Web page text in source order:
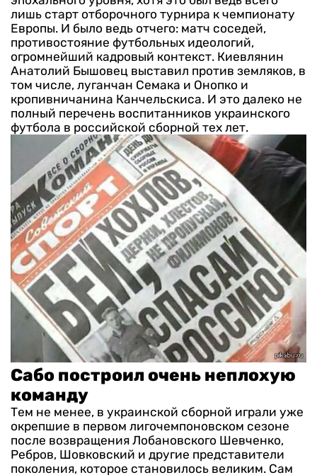
лишь старт отборочного турнира к чемпионату
Европы. И было ведь отчего: матч соседей,
противостояние футбольных идеологий,
огромнейший кадровый контекст. Киевлянин
Анатолий Бышовец выставил против земляков, в
том числе, луганчан Семака и Онопко и
кропивничанина Канчельскиса. И это далеко не
полный перечень воспитанников украинского
футбола в российской сборной тех лет.
Сабо построил очень неплохую
команду
Тем не менее, в украинской сборной играли уже
окрепшие в первом лигочемпоновском сезоне
после возвращения Лобановского Шевченко,
Ребров, Шовковский и другие представители
поколения, которое становилось великим. Сам